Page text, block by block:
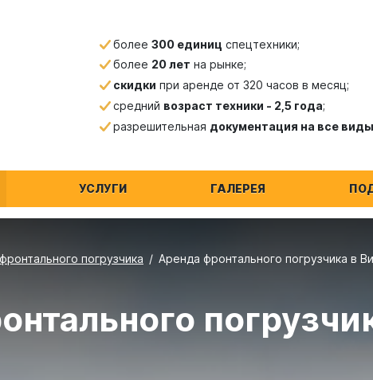
более 300 единиц спецтехники;
более 20 лет на рынке;
скидки при аренде от 320 часов в месяц;
средний возраст техники - 2,5 года;
разрешительная документация на все
УСЛУГИ ГАЛЕРЕЯ
погрузчика Аренда фронтального погрузчика в